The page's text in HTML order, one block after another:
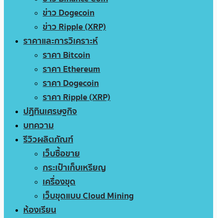
ข่าว Dogecoin
ข่าว Ripple (XRP)
ราคาและการวิเคราะห์
ราคา Bitcoin
ราคา Ethereum
ราคา Dogecoin
ราคา Ripple (XRP)
ปฏิทินเศรษฐกิจ
บทความ
รีวิวผลิตภัณฑ์
เว็บซื้อขาย
กระเป๋าเก็บเหรียญ
เครื่องขุด
เว็บขุดแบบ Cloud Mining
ห้องเรียน